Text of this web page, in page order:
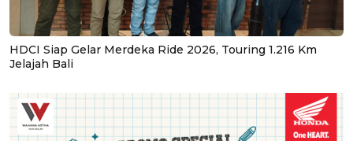
HDCI Siap Gelar Merdeka Ride 2026, Touring 1.216 Km
Jelajah Bali